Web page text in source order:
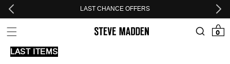
Skip to header
Skip to menu
Skip to content
Skip to footer LAST CHANCE OFFERS
0
0
LAST ITEMS